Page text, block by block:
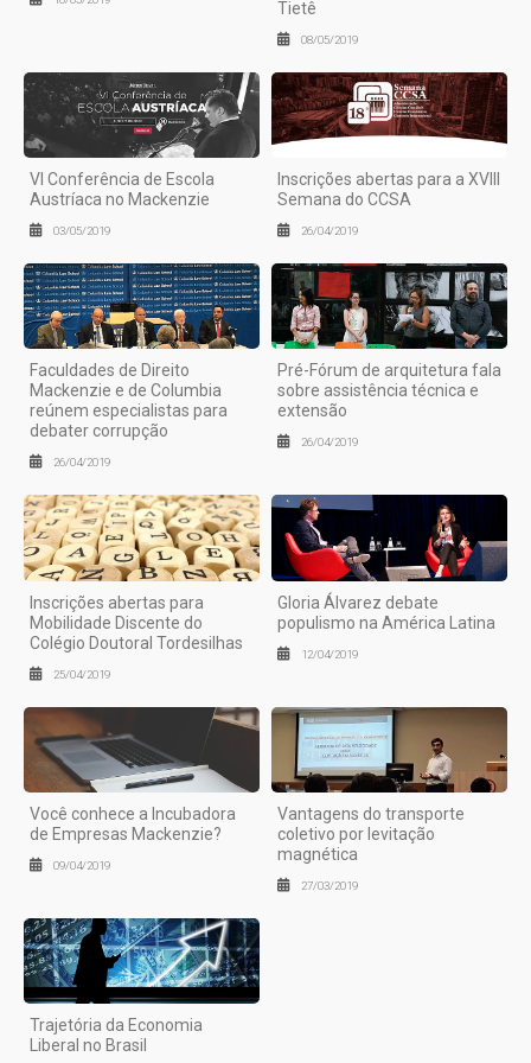
Tietê
08/05/2019
VI Conferência de Escola
Austríaca no Mackenzie
03/05/2019
Inscrições abertas para a XVIII
Semana do CCSA
26/04/2019
Faculdades de Direito
Mackenzie e de Columbia
reúnem especialistas para
debater corrupção
26/04/2019
Pré-Fórum de arquitetura fala
sobre assistência técnica e
extensão
26/04/2019
Inscrições abertas para
Mobilidade Discente do
Colégio Doutoral Tordesilhas
25/04/2019
Gloria Álvarez debate
populismo na América Latina
12/04/2019
Você conhece a Incubadora
de Empresas Mackenzie?
09/04/2019
Vantagens do transporte
coletivo por levitação
magnética
27/03/2019
Trajetória da Economia
Liberal no Brasil